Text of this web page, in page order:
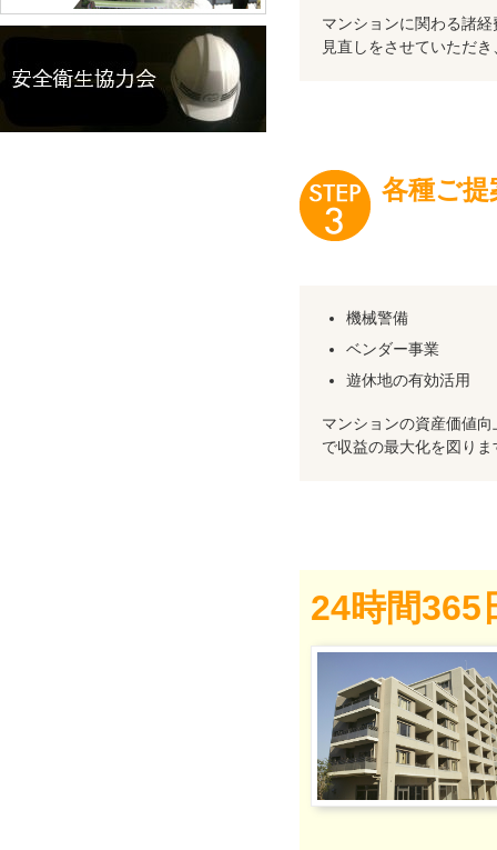
マンションに関わる諸
見直しをさせていただ
各種ご提
機械警備
ベンダー事業
遊休地の有効活用
マンションの資産価値
で収益の最大化を図りま
24時間365